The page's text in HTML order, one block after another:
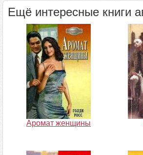
Ещё интересные книги
Аромат женщины